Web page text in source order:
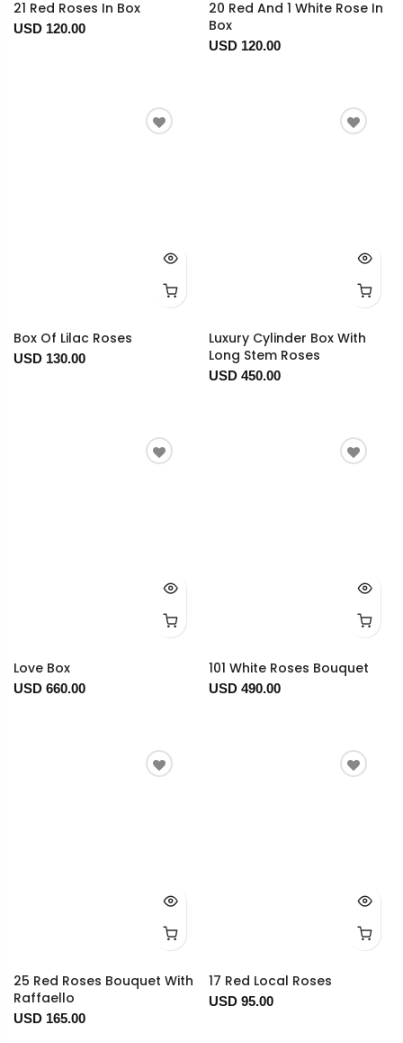
21 Red Roses In Box
USD 120.00
20 Red And 1 White Rose In
Box
USD 120.00
Box Of Lilac Roses
USD 130.00
Luxury Cylinder Box With
Long Stem Roses
USD 450.00
Love Box
USD 660.00
101 White Roses Bouquet
USD 490.00
25 Red Roses Bouquet With
Raffaello
USD 165.00
17 Red Local Roses
USD 95.00